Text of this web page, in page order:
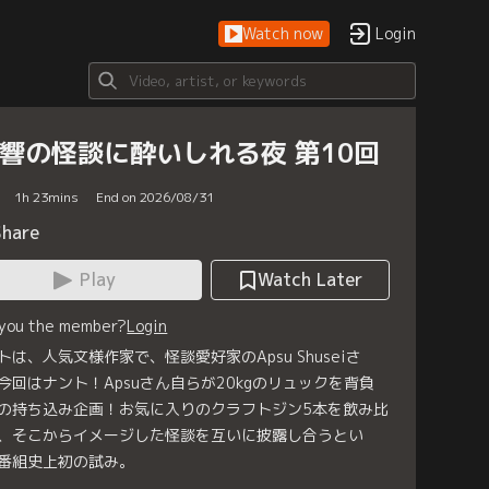
Watch now Login
の怪談に酔いしれる夜 第10回
1h 23mins End on 2026/08/31
Play
Watch Later
the member?Login
は、人気文様作家で、怪談愛好家のApsu Shuseiさ
回はナント！Apsuさん自らが20kgのリュックを背負
持ち込み企画！お気に入りのクラフトジン5本を飲み比
そこからイメージした怪談を互いに披露し合うとい
組史上初の試み。